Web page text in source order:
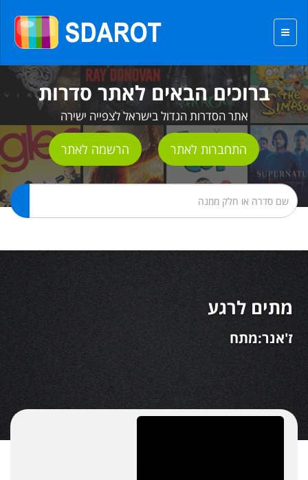
ברוכים הבאים לאתר סדרות
אתר הסדרות הגדול בישראל לצפייה ישירה
התחברות לאתר הרשמה לאתר
מתים לרגע
ז'אנר:מתח